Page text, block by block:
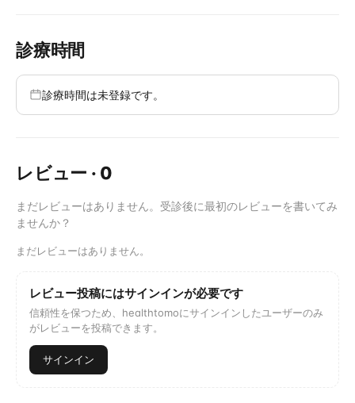
診療時間
診療時間は未登録です。
レビュー · 0
まだレビューはありません。受診後に最初のレビューを書いてみ
ませんか？
まだレビューはありません。
レビュー投稿にはサインインが必要です
信頼性を保つため、healthtomoにサインインしたユーザーのみ
がレビューを投稿できます。
サインイン